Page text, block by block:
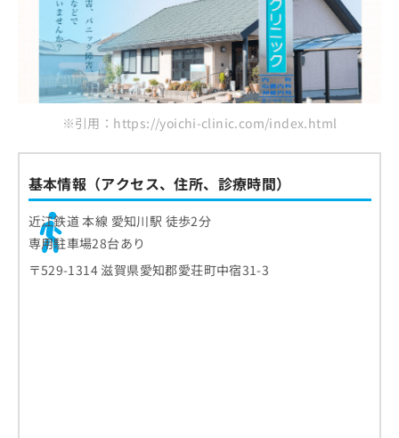
※引用：https://yoichi-clinic.com/index.html
基本情報（アクセス、住所、診療時間）
近江鉄道 本線 愛知川駅 徒歩2分
専用駐車場28台あり
〒529-1314 滋賀県愛知郡愛荘町中宿31-3